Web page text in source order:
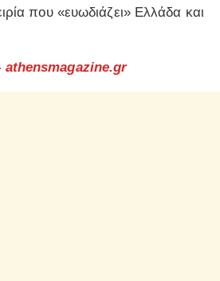
που «ευωδιάζει» Ελλάδα και
athensmagazine.gr